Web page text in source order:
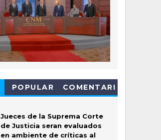
POPULAR
COMENTARI
Jueces de la Suprema Corte
de Justicia seran evaluados
en ambiente de críticas al